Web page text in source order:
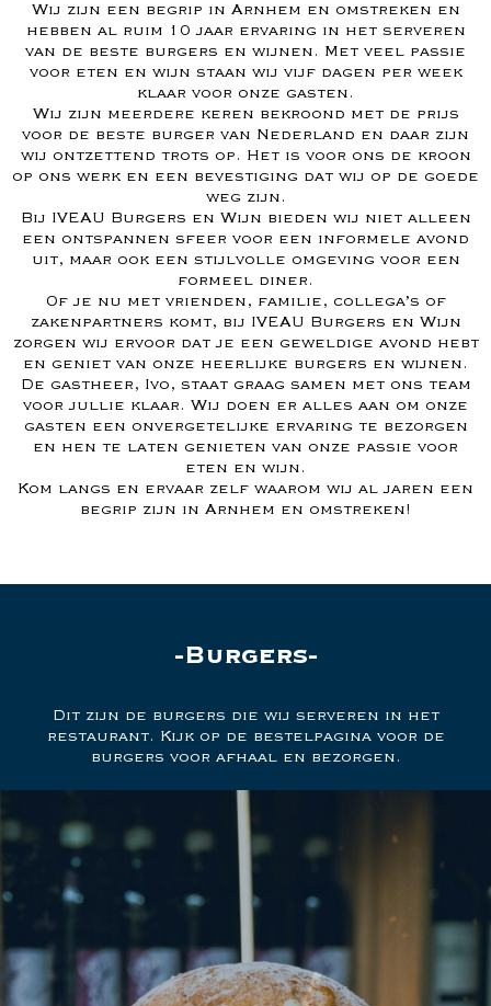
Wij zijn een begrip in Arnhem en omstreken en
hebben al ruim 10 jaar ervaring in het serveren
van de beste burgers en wijnen. Met veel passie
voor eten en wijn staan wij vijf dagen per week
klaar voor onze gasten.
Wij zijn meerdere keren bekroond met de prijs
voor de beste burger van Nederland en daar zijn
wij ontzettend trots op. Het is voor ons de kroon
op ons werk en een bevestiging dat wij op de goede
weg zijn.
Bij IVEAU Burgers en Wijn bieden wij niet alleen
een ontspannen sfeer voor een informele avond
uit, maar ook een stijlvolle omgeving voor een
formeel diner.
Of je nu met vrienden, familie, collega’s of
zakenpartners komt, bij IVEAU Burgers en Wijn
zorgen wij ervoor dat je een geweldige avond hebt
en geniet van onze heerlijke burgers en wijnen.
De gastheer, Ivo, staat graag samen met ons team
voor jullie klaar. Wij doen er alles aan om onze
gasten een onvergetelijke ervaring te bezorgen
en hen te laten genieten van onze passie voor
eten en wijn.
Kom langs en ervaar zelf waarom wij al jaren een
begrip zijn in Arnhem en omstreken!
Burgers
Dit zijn de burgers die wij serveren in het
restaurant. Kijk op de bestelpagina voor de
burgers voor afhaal en bezorgen.